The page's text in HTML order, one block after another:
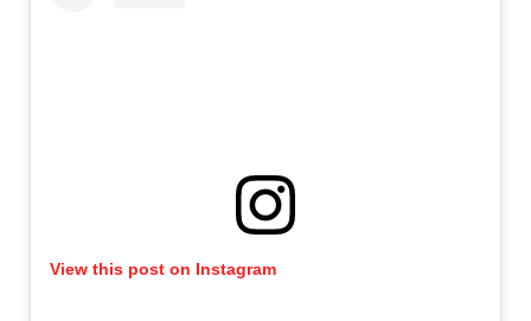
View this post on Instagram